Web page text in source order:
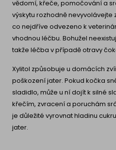
vědomí, křeče, pomočování a
výskytu rozhodně
co nejdříve odvezeno k
vhodnou léčbu. Bohužel
takže léčba v případě otravy
Xylitol způsobuje u domácích
poškození jater. Pokud kočka
sladidlo, může u ní dojít k silné
křečím, zvracení a poruchám
je důležité vyrovnat hladinu
jater.